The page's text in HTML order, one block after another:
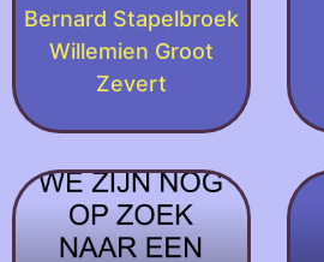
Bernard Stapelbroek
Willemien Groot
Zevert